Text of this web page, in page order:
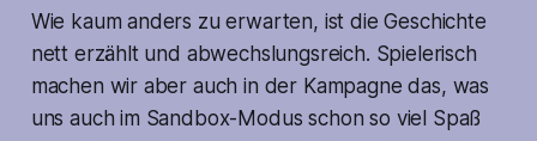
Wie kaum anders zu erwarten, ist die Geschichte
nett erzählt und abwechslungsreich. Spielerisch
machen wir aber auch in der Kampagne das, was
uns auch im Sandbox-Modus schon so viel Spaß